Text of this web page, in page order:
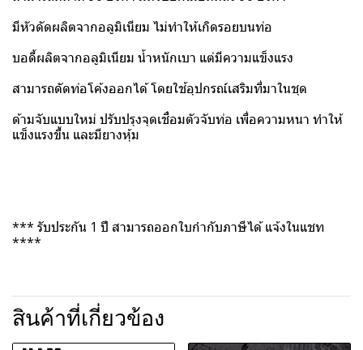
มีหัวดัดผลิตจากอลูมิเนียม ไม่ทำให้เกิดรอยบนท่อ
บอดี้ผลิตจากอลูมิเนียม น้ำหนักเบา แต่มีความแข็งแรง
สามารถดัดท่อโค้งออกได้ โดยใช้อุปกรณ์เสริมที่มาในชุด
ด้ามจับแบบใหม่ ปรับปรุงจุดเชื่อมตัวจับท่อ เพื่อความหนา ทำให้
แข็งแรงขึ้น และมียางหุ้ม
*** รับประกัน 1 ปี สามารถออกใบกำกับภาษีได้ แจ้งในแชท
****
สินค้าที่เกี่ยวข้อง